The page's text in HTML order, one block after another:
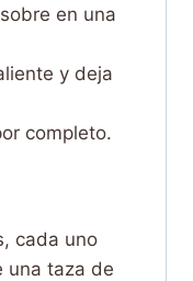
en una
y deja
completo.
cada uno
una taza de